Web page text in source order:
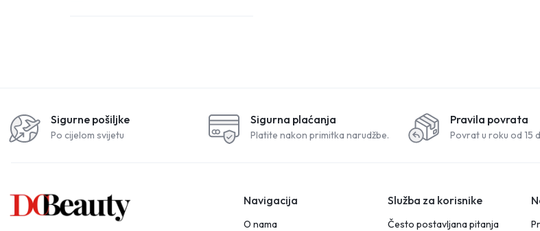
Comair
DC Beauty Professional
Dr. Althea
Drageti snc Metalplast
Sigurne pošiljke
Po cijelom svijetu
Sigurna plaćanja
Platite nakon primitka narudžbe.
Pravila povrata
Povrat u roku od 15
Navigacija
O nama
Služba za korisnike
Često postavljana pitanja